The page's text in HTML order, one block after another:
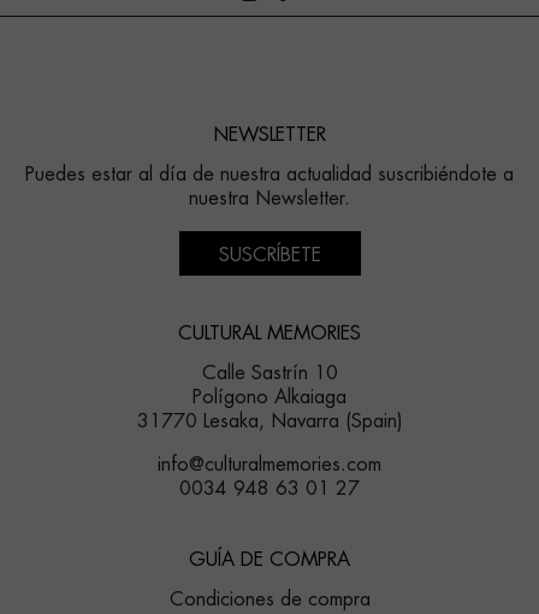
NEWSLETTER
Puedes estar al día de nuestra actualidad suscribiéndote a
nuestra Newsletter.
SUSCRÍBETE
CULTURAL MEMORIES
Calle Sastrín 10
Polígono Alkaiaga
31770 Lesaka, Navarra (Spain)
info@culturalmemories.com
0034 948 63 01 27
GUÍA DE COMPRA
Condiciones de compra